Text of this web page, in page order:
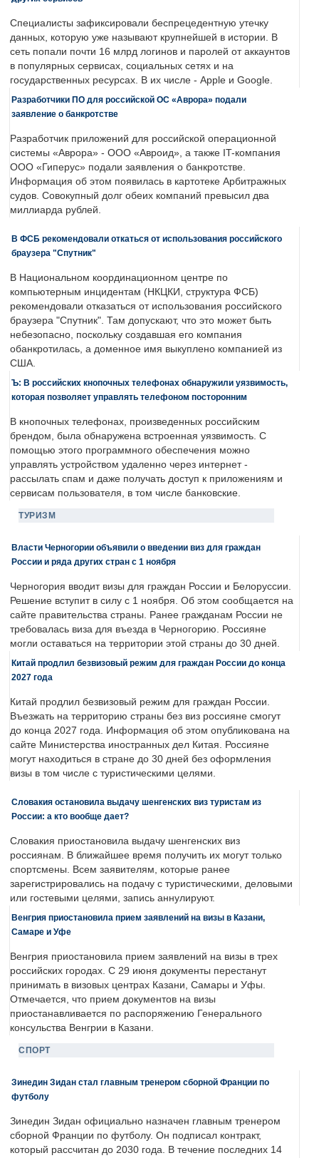
Специалисты зафиксировали беспрецедентную утечку
данных, которую уже называют крупнейшей в истории. В
сеть попали почти 16 млрд логинов и паролей от аккаунтов
в популярных сервисах, социальных сетях и на
государственных ресурсах. В их числе - Apple и Google.
Разработчики ПО для российской ОС «Аврора» подали
заявление о банкротстве
Разработчик приложений для российской операционной
системы «Аврора» - ООО «Авроид», а также IT-компания
ООО «Гиперус» подали заявления о банкротстве.
Информация об этом появилась в картотеке Арбитражных
судов. Совокупный долг обеих компаний превысил два
миллиарда рублей.
В ФСБ рекомендовали откаться от использования российского
браузера "Спутник"
В Национальном координационном центре по
компьютерным инцидентам (НКЦКИ, структура ФСБ)
рекомендовали отказаться от использования российского
браузера "Спутник". Там допускают, что это может быть
небезопасно, поскольку создавшая его компания
обанкротилась, а доменное имя выкуплено компанией из
США.
Ъ: В российских кнопочных телефонах обнаружили уязвимость,
которая позволяет управлять телефоном посторонним
В кнопочных телефонах, произведенных российским
брендом, была обнаружена встроенная уязвимость. С
помощью этого программного обеспечения можно
управлять устройством удаленно через интернет -
рассылать спам и даже получать доступ к приложениям и
сервисам пользователя, в том числе банковские.
ТУРИЗМ
Власти Черногории объявили о введении виз для граждан
России и ряда других стран с 1 ноября
Черногория вводит визы для граждан России и Белоруссии.
Решение вступит в силу с 1 ноября. Об этом сообщается на
сайте правительства страны. Ранее гражданам России не
требовалась виза для въезда в Черногорию. Россияне
могли оставаться на территории этой страны до 30 дней.
Китай продлил безвизовый режим для граждан России до конца
2027 года
Китай продлил безвизовый режим для граждан России.
Въезжать на территорию страны без виз россияне смогут
до конца 2027 года. Информация об этом опубликована на
сайте Министерства иностранных дел Китая. Россияне
могут находиться в стране до 30 дней без оформления
визы в том числе с туристическими целями.
Словакия остановила выдачу шенгенских виз туристам из
России: а кто вообще дает?
Словакия приостановила выдачу шенгенских виз
россиянам. В ближайшее время получить их могут только
спортсмены. Всем заявителям, которые ранее
зарегистрировались на подачу с туристическими, деловыми
или гостевыми целями, запись аннулируют.
Венгрия приостановила прием заявлений на визы в Казани,
Самаре и Уфе
Венгрия приостановила прием заявлений на визы в трех
российских городах. С 29 июня документы перестанут
принимать в визовых центрах Казани, Самары и Уфы.
Отмечается, что прием документов на визы
приостанавливается по распоряжению Генерального
консульства Венгрии в Казани.
СПОРТ
Зинедин Зидан стал главным тренером сборной Франции по
футболу
Зинедин Зидан официально назначен главным тренером
сборной Франции по футболу. Он подписал контракт,
который рассчитан до 2030 года. В течение последних 14